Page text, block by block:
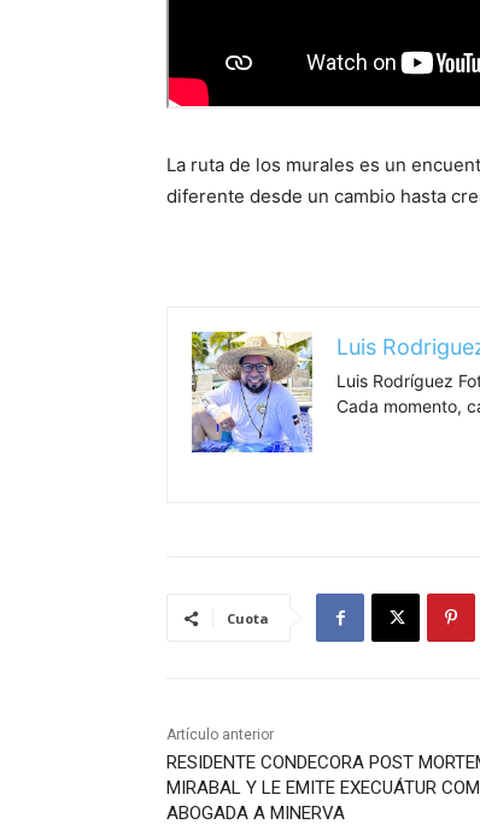
La ruta de los murales es un
diferente desde un cambio hasta
Luis
Luis Rodríguez
Cada momento,
Cuota
Artículo anterior
RESIDENTE CONDECORA POST
MIRABAL Y LE EMITE EXECUÁTUR
ABOGADA A MINERVA